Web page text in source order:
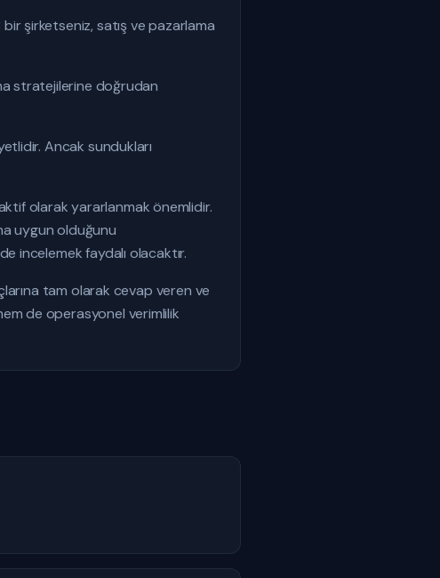
şirketseniz, satış ve pazarlama
stratejilerine doğrudan
Ancak sundukları
olarak yararlanmak önemlidir.
uygun olduğunu
incelemek faydalı olacaktır.
tam olarak cevap veren ve
de operasyonel verimlilik